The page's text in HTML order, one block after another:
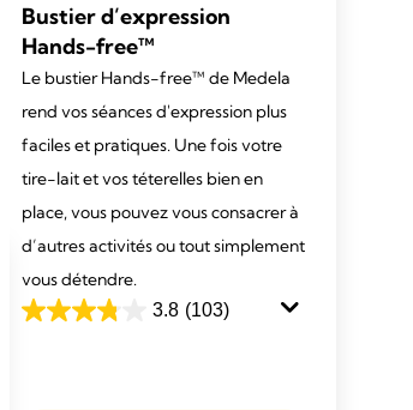
Bustier d’expression
Hands-free™
Le bustier Hands-free™ de Medela
rend vos séances d'expression plus
faciles et pratiques. Une fois votre
tire-lait et vos téterelles bien en
place, vous pouvez vous consacrer à
d’autres activités ou tout simplement
vous détendre.
3.8 (103)
3.8